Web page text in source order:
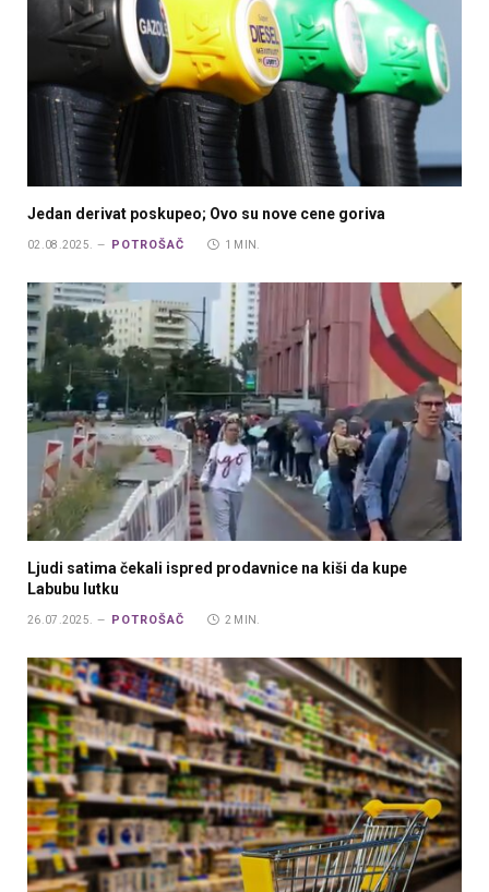
Jedan derivat poskupeo; Ovo su nove cene goriva
02.08.2025. POTROŠAČ 1 MIN.
Ljudi satima čekali ispred prodavnice na kiši da kupe
Labubu lutku
26.07.2025. POTROŠAČ 2 MIN.